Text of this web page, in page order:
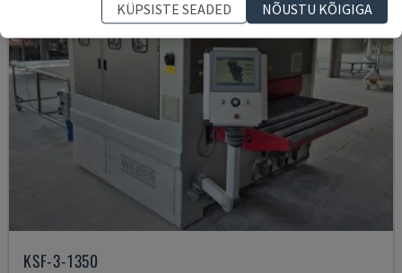
KSF-3-1350
KÜPSISTE SEADED
NÕUSTU KÕIGIGA